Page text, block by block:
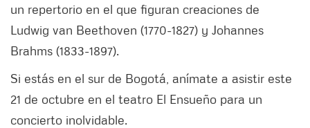
un repertorio en el que figuran creaciones de
Ludwig van Beethoven (1770-1827) y Johannes
Brahms (1833-1897).
Si estás en el sur de Bogotá, anímate a asistir este
21 de octubre en el teatro El Ensueño para un
concierto inolvidable.